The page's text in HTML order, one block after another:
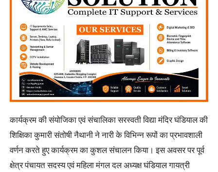
कार्यक्रम की संयोजिका एवं संचालिका सरस्वती विद्या मंदिर घंडियाल की
शिक्षिका कुमारी संतोषी नैथानी ने नारी के विभिन्न रूपों का प्रभावशाली
वर्णन करते हुए कार्यक्रम का कुशल संचालन किया। इस अवसर पर पूर्व
क्षेत्र पंचायत सदस्य एवं महिला मंगल दल अध्यक्ष घंडियाल गायत्री